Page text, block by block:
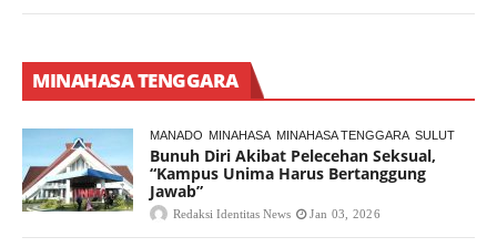
MINAHASA TENGGARA
MANADO MINAHASA MINAHASA TENGGARA SULUT
Bunuh Diri Akibat Pelecehan Seksual,
“Kampus Unima Harus Bertanggung
Jawab”
Redaksi Identitas News Jan 03, 2026